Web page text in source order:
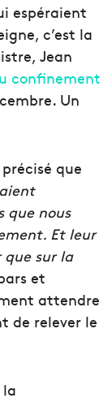
espéraient
c’est la
Jean
confinement
Un
que
que nous
Et leur
que sur la
et
attendre
de relever le